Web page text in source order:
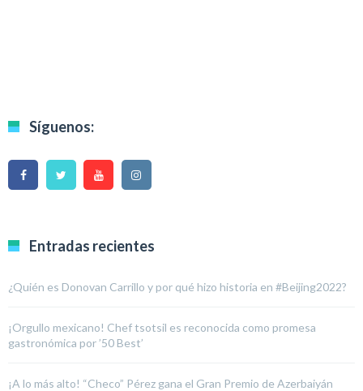
Síguenos:
Entradas recientes
¿Quién es Donovan Carrillo y por qué hizo historia en #Beijing2022?
¡Orgullo mexicano! Chef tsotsil es reconocida como promesa
gastronómica por ’50 Best’
¡A lo más alto! “Checo” Pérez gana el Gran Premio de Azerbaiyán